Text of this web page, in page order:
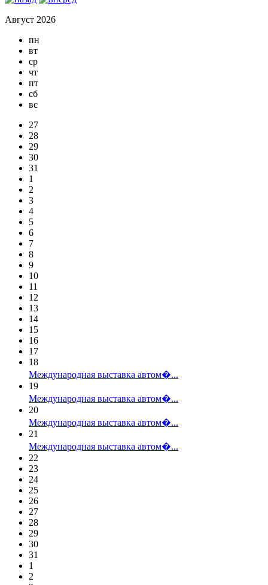
Август 2026
пн
вт
ср
чт
пт
сб
вс
27
28
29
30
31
1
2
3
4
5
6
7
8
9
10
11
12
13
14
15
16
17
18
Международная выставка автом�...
19
Международная выставка автом�...
20
Международная выставка автом�...
21
Международная выставка автом�...
22
23
24
25
26
27
28
29
30
31
1
2